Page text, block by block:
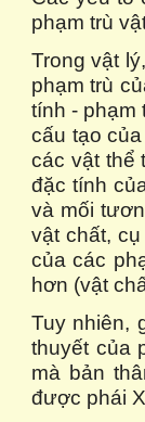
phạm trù
Trong vật
phạm trù
tính - phạm
cấu tạo
các vật thể
đặc tính
và mối
vật chất,
của các
hơn (vật
Tuy nhiên,
thuyết của
mà bản
được phái